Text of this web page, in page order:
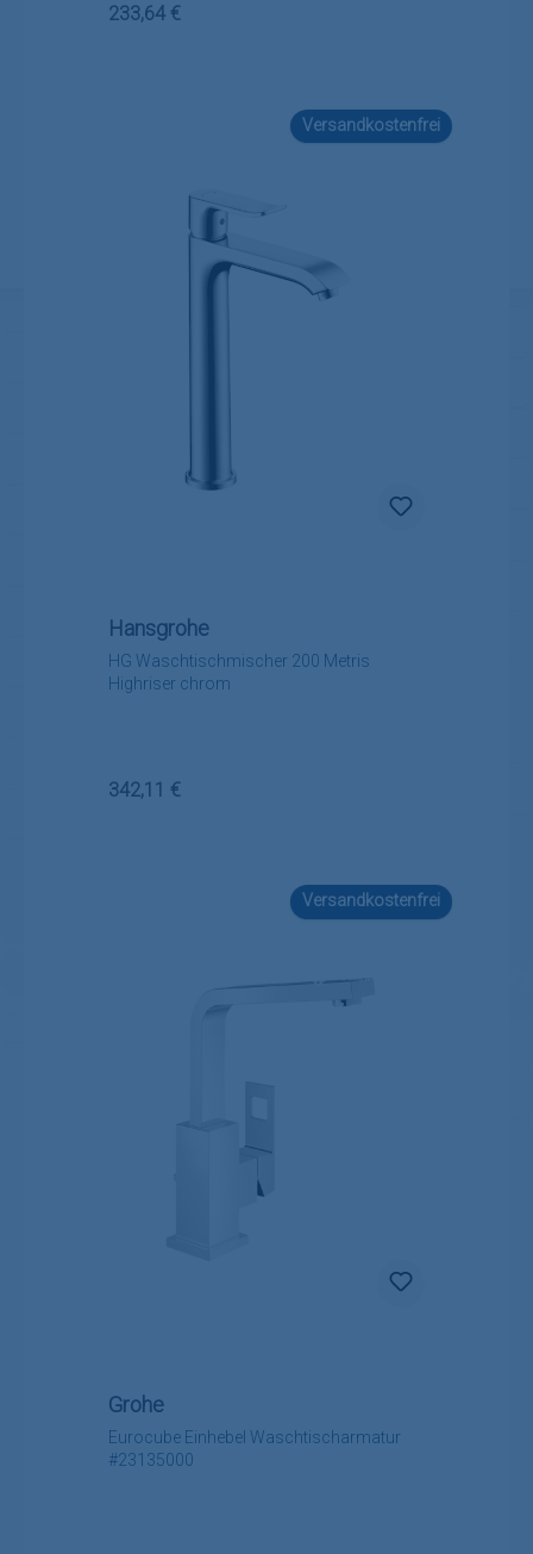
Regulärer Preis:
233,64 €
Versandkostenfrei
HG Waschtischmischer 200 Metris
Highriser chrom
Hansgrohe
Regulärer Preis:
342,11 €
Versandkostenfrei
Eurocube Einhebel Waschtischarmatur
#23135000
Grohe